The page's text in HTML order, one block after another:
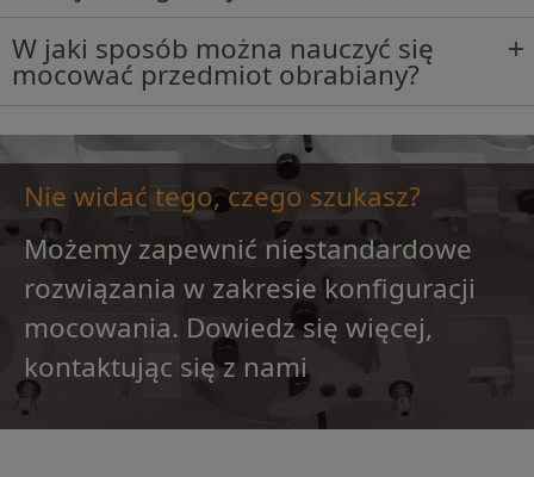
W jaki sposób można nauczyć się
mocować przedmiot obrabiany?
Nie widać tego, czego szukasz?
Możemy zapewnić niestandardowe
rozwiązania w zakresie konfiguracji
mocowania. Dowiedz się więcej,
kontaktując się z nami